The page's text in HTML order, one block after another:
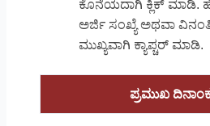
ಕೊನೆಯದಾಗಿ ಕ್ಲಿಕ್ ಮಾಡಿ.
ಅರ್ಜಿ ಸಂಖ್ಯೆ ಅಥವಾ
ಮುಖ್ಯವಾಗಿ ಕ್ಯಾಪ್ಚರ್ ಮಾಡಿ.
ಪ್ರಮುಖ